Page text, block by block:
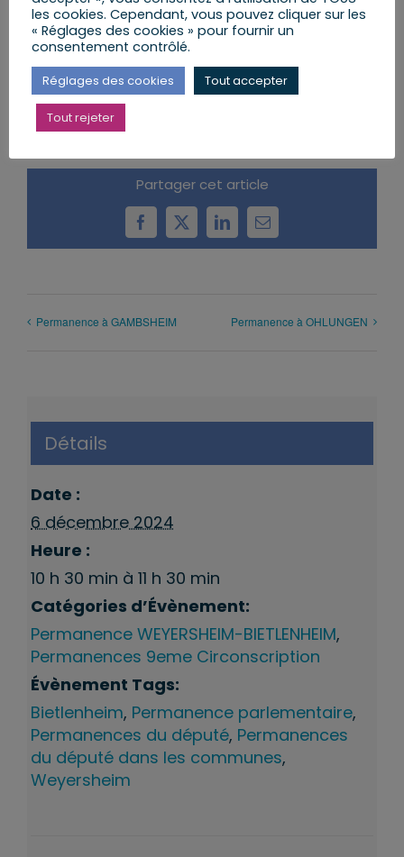
AJOUTER AU CALENDRIER
Partager cet article
Facebook
X LinkedInEmail
Permanence à GAMBSHEIM Permanence à OHLUNGEN
Détails
Date :
6 décembre 2024
Heure :
10 h 30 min à 11 h 30 min
Catégories d’Évènement:
Permanence WEYERSHEIM-BIETLENHEIM,
Permanences 9eme Circonscription
Évènement Tags:
Bietlenheim, Permanence parlementaire,
Permanences du député, Permanences
du député dans les communes,
Weyersheim
les cookies. Cependant, vous pouvez cliquer sur les
« Réglages des cookies » pour fournir un
consentement contrôlé.
Réglages des cookies Tout accepter
Tout rejeter